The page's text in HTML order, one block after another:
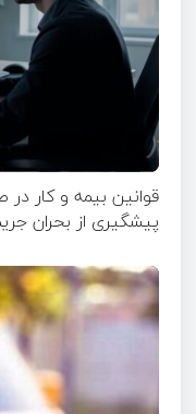
قوانین بیمه و کار در
پیشگیری از بحران